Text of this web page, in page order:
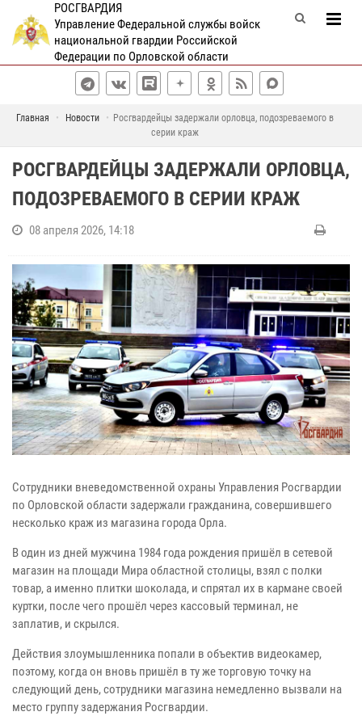
РОСГВАРДИЯ
Управление Федеральной службы войск
национальной гвардии Российской
Федерации по Орловской области
Главная Новости
Росгвардейцы задержали орловца, подозреваемого в
серии краж
РОСГВАРДЕЙЦЫ ЗАДЕРЖАЛИ ОРЛОВЦА,
ПОДОЗРЕВАЕМОГО В СЕРИИ КРАЖ
08 апреля 2026, 14:18
Сотрудники вневедомственной охраны Управления Росгвардии
по Орловской области задержали гражданина, совершившего
несколько краж из магазина города Орла.
В один из дней мужчина 1984 года рождения пришёл в сетевой
магазин на площади Мира областной столицы, взял с полки
товар, а именно плитки шоколада, и спрятал их в кармане своей
куртки, после чего прошёл через кассовый терминал, не
заплатив, и скрылся.
Действия злоумышленника попали в объектив видеокамер,
поэтому, когда он вновь пришёл в ту же торговую точку на
следующий день, сотрудники магазина немедленно вызвали на
место группу задержания Росгвардии.